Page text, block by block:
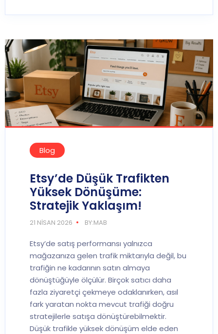
Blog
Etsy’de Düşük Trafikten
Yüksek Dönüşüme:
Stratejik Yaklaşım!
21 NISAN 2026 BY:MAB
Etsy’de satış performansı yalnızca
mağazanıza gelen trafik miktarıyla değil, bu
trafiğin ne kadarının satın almaya
dönüştüğüyle ölçülür. Birçok satıcı daha
fazla ziyaretçi çekmeye odaklanırken, asıl
fark yaratan nokta mevcut trafiği doğru
stratejilerle satışa dönüştürebilmektir.
Düşük trafikle yüksek dönüşüm elde eden